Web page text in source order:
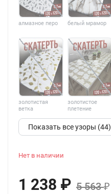
алмазное перо белый мрамор
золотистая
ветка
золотистое
плетение
Показать все узоры (44)
Нет в наличии
1 238 ₽ 5 563₽